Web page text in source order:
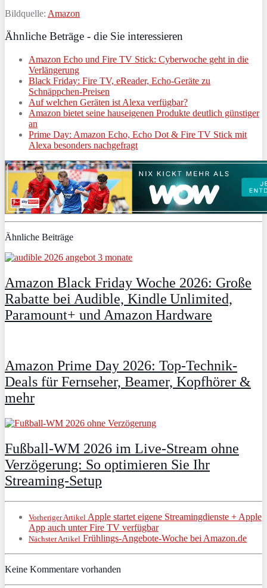
Bildquelle: Amazon
Ähnliche Beträge - die Sie interessieren
Amazon Echo und Fire TV Stick: Cyberwoche geht in die
Verlängerung
Black Friday: Fire TV, eReader, Echo-Geräte zu
Schnäppchen-Preisen
Auf welchen Geräten ist Alexa verfügbar?
Amazon bietet seine hauseigenen Produkte deutlich günstiger
an
Prime Day: Amazon Echo, Echo Dot & Fire TV Stick mit
Alexa besonders nachgefragt
Ähnliche Beiträge
Amazon Black Friday Woche 2026: Große
Rabatte bei Audible, Kindle Unlimited,
Paramount+ und Amazon Hardware
Amazon Prime Day 2026: Top-Technik-
Deals für Fernseher, Beamer, Kopfhörer &
mehr
Fußball-WM 2026 im Live-Stream ohne
Verzögerung: So optimieren Sie Ihr
Streaming-Setup
Vorheriger Artikel Apple startet eigene Streamingdienste + Apple
App auch unter Fire TV verfügbar
Nächster Artikel Frühlings-Angebote-Woche bei Amazon.de
Keine Kommentare vorhanden